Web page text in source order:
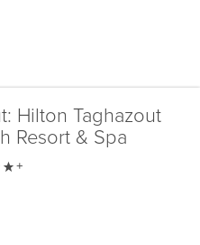
Hilton Taghazout
Resort & Spa
+